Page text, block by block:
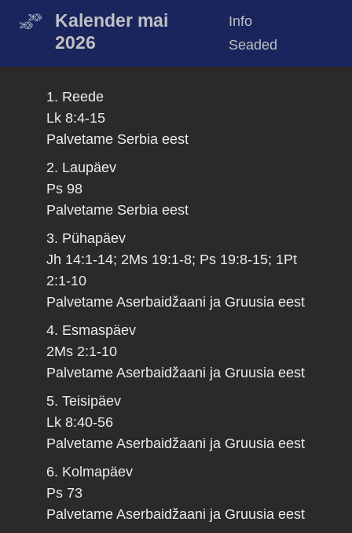
Kalender mai
2026
Info
Seaded
1. Reede
Lk 8:4-15
Palvetame Serbia eest
2. Laupäev
Ps 98
Palvetame Serbia eest
3. Pühapäev
Jh 14:1-14; 2Ms 19:1-8; Ps 19:8-15; 1Pt
2:1-10
Palvetame Aserbaidžaani ja Gruusia eest
4. Esmaspäev
2Ms 2:1-10
Palvetame Aserbaidžaani ja Gruusia eest
5. Teisipäev
Lk 8:40-56
Palvetame Aserbaidžaani ja Gruusia eest
6. Kolmapäev
Ps 73
Palvetame Aserbaidžaani ja Gruusia eest